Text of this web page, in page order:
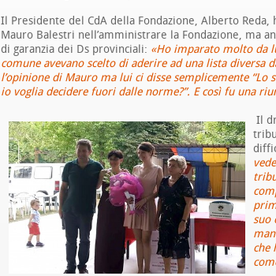
Il Presidente del CdA della Fondazione, Alberto
Mauro Balestri nell’amministrare la Fondazione, ma
di garanzia dei Ds provinciali: «Ho imparato molto da
comune avevano scelto di aderire ad una lista diversa
l’opinione di Mauro ma lui ci disse semplicemente
io voglia decidere fuori dalle norme?”. E così fu una
Il
suo
che